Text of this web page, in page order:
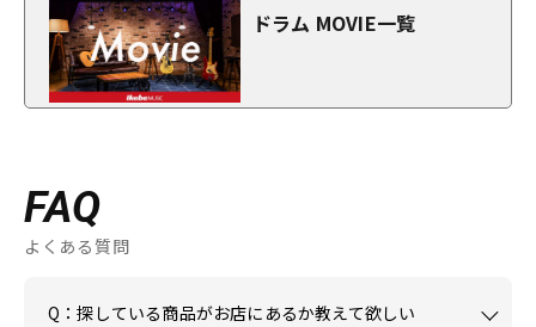
ドラム MOVIE一覧
FAQ
よくある質問
Q：探している商品がお店にあるか教えて欲しい